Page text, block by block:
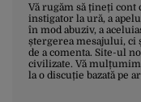
Vă rugăm să țineți
instigator la ură, a
în mod abuziv, a
ștergerea mesajului, ci
de a comenta. Site-ul
civilizate. Vă
la o discuție bazată pe